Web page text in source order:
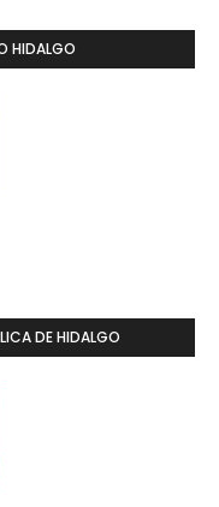
HIDALGO
DE HIDALGO